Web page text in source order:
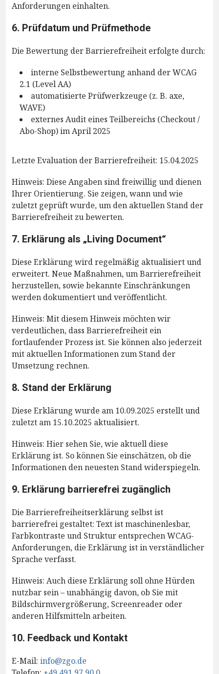
Anforderungen einhalten.
6. Prüfdatum und Prüfmethode
Die Bewertung der Barrierefreiheit erfolgte durch:
interne Selbstbewertung anhand der WCAG
2.1 (Level AA)
automatisierte Prüfwerkzeuge (z. B. axe,
WAVE)
externes Audit eines Teilbereichs (Checkout /
Abo-Shop) im April 2025
Letzte Evaluation der Barrierefreiheit: 15.04.2025
Hinweis: Diese Angaben sind freiwillig und dienen
Ihrer Orientierung. Sie zeigen, wann und wie
zuletzt geprüft wurde, um den aktuellen Stand der
Barrierefreiheit zu bewerten.
7. Erklärung als „Living Document“
Diese Erklärung wird regelmäßig aktualisiert und
erweitert. Neue Maßnahmen, um Barrierefreiheit
herzustellen, sowie bekannte Einschränkungen
werden dokumentiert und veröffentlicht.
Hinweis: Mit diesem Hinweis möchten wir
verdeutlichen, dass Barrierefreiheit ein
fortlaufender Prozess ist. Sie können also jederzeit
mit aktuellen Informationen zum Stand der
Umsetzung rechnen.
8. Stand der Erklärung
Diese Erklärung wurde am 10.09.2025 erstellt und
zuletzt am 15.10.2025 aktualisiert.
Hinweis: Hier sehen Sie, wie aktuell diese
Erklärung ist. So können Sie einschätzen, ob die
Informationen den neuesten Stand widerspiegeln.
9. Erklärung barrierefrei zugänglich
Die Barrierefreiheitserklärung selbst ist
barrierefrei gestaltet: Text ist maschinenlesbar,
Farbkontraste und Struktur entsprechen WCAG-
Anforderungen, die Erklärung ist in verständlicher
Sprache verfasst.
Hinweis: Auch diese Erklärung soll ohne Hürden
nutzbar sein – unabhängig davon, ob Sie mit
Bildschirmvergrößerung, Screenreader oder
anderen Hilfsmitteln arbeiten.
10. Feedback und Kontakt
E-Mail: info@zgo.de